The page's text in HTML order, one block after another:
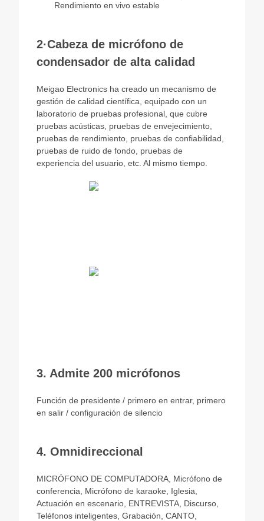
Rendimiento en vivo estable
2·Cabeza de micrófono de
condensador de alta calidad
Meigao Electronics ha creado un mecanismo de
gestión de calidad científica, equipado con un
laboratorio de pruebas profesional, que cubre
pruebas acústicas, pruebas de envejecimiento,
pruebas de rendimiento, pruebas de confiabilidad,
pruebas de ruido de fondo, pruebas de
experiencia del usuario, etc. Al mismo tiempo.
3. Admite 200 micrófonos
Función de presidente / primero en entrar, primero
en salir / configuración de silencio
4. Omnidireccional
MICRÓFONO DE COMPUTADORA, Micrófono de
conferencia, Micrófono de karaoke, Iglesia,
Actuación en escenario, ENTREVISTA, Discurso,
Teléfonos inteligentes, Grabación, CANTO,